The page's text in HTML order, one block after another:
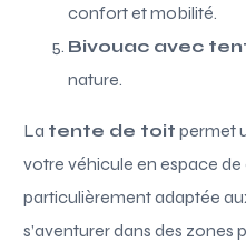
confort et mobilité.
Bivouac avec
nature.
La tente de toit permet
votre véhicule en espace de
particulièrement adaptée
s’aventurer dans des zones